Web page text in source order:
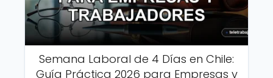
Semana Laboral de 4 Días en Chile:
Guía Práctica 2026 para Empresas y